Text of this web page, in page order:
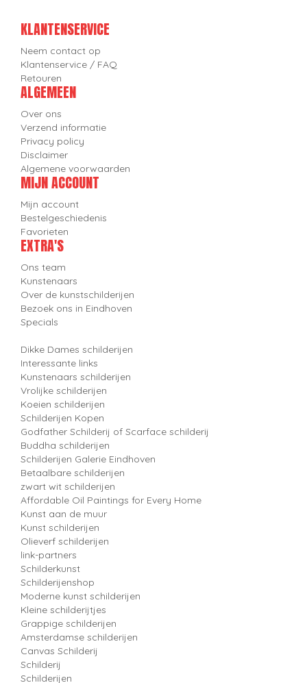
KLANTENSERVICE
Neem contact op
Klantenservice / FAQ
Retouren
ALGEMEEN
Over ons
Verzend informatie
Privacy policy
Disclaimer
Algemene voorwaarden
MIJN ACCOUNT
Mijn account
Bestelgeschiedenis
Favorieten
EXTRA'S
Ons team
Kunstenaars
Over de kunstschilderijen
Bezoek ons in Eindhoven
Specials
Dikke Dames schilderijen
Interessante links
Kunstenaars schilderijen
Vrolijke schilderijen
Koeien schilderijen
Schilderijen Kopen
Godfather Schilderij of Scarface schilderij
Buddha schilderijen
Schilderijen Galerie Eindhoven
Betaalbare schilderijen
zwart wit schilderijen
Affordable Oil Paintings for Every Home
Kunst aan de muur
Kunst schilderijen
Olieverf schilderijen
link-partners
Schilderkunst
Schilderijenshop
Moderne kunst schilderijen
Kleine schilderijtjes
Grappige schilderijen
Amsterdamse schilderijen
Canvas Schilderij
Schilderij
Schilderijen